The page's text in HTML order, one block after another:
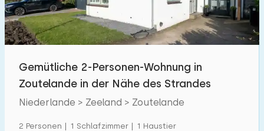
Gemütliche 2-Personen-Wohnung in
Zoutelande in der Nähe des Strandes
Niederlande > Zeeland > Zoutelande
2 Personen | 1 Schlafzimmer | 1 Haustier